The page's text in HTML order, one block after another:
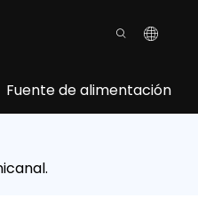
Fuente de alimentación